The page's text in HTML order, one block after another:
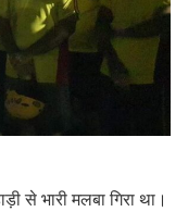
से भारी मलबा गिरा था।